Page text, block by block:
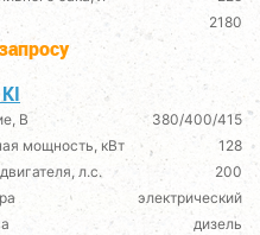
2180
В
380/400/415
мощность, кВт
128
л.с.
200
электрический
дизель